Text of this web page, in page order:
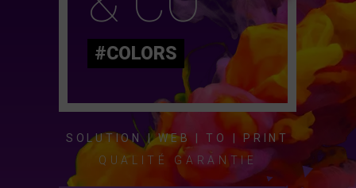
#COLORS
SOLUTION | WEB | TO | PRINT
QUALITÉ GARANTIE